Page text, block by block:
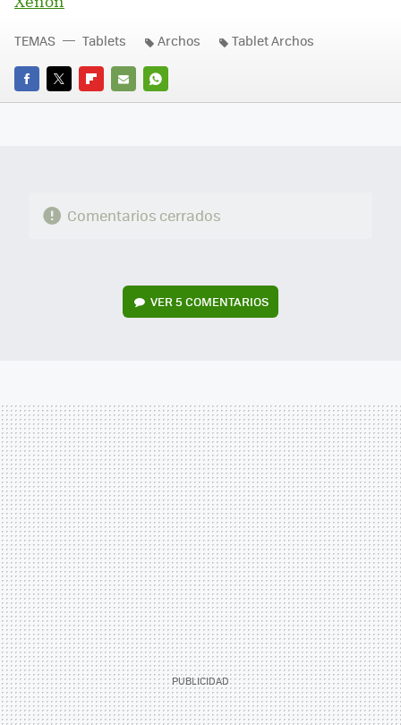
FACEBOOK
TWITTERFLIPBOARD
E-
WHATSAPP
TEMAS Tablets Archos Tablet Archos
Comentarios cerrados
VER 5 COMENTARIOS